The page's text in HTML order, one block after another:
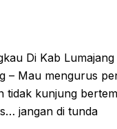
Di Kab
– Mau mengurus
kunjung
jangan di tunda